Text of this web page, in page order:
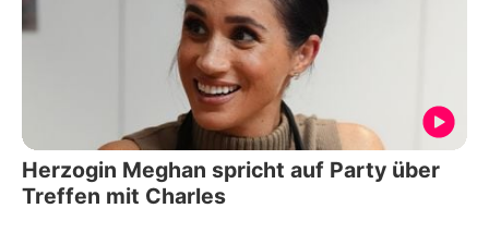
Herzogin Meghan spricht auf Party über
Treffen mit Charles